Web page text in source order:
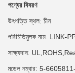
পণ্যের বিবরণ
উৎপত্তি স্থল: চীন
পরিচিতিমুলক নাম: LINK-
সাক্ষ্যদান:
মডেল নম্বার: 5-